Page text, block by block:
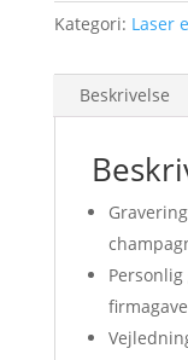
Kategori: Laser
Beskrivelse
firmagave